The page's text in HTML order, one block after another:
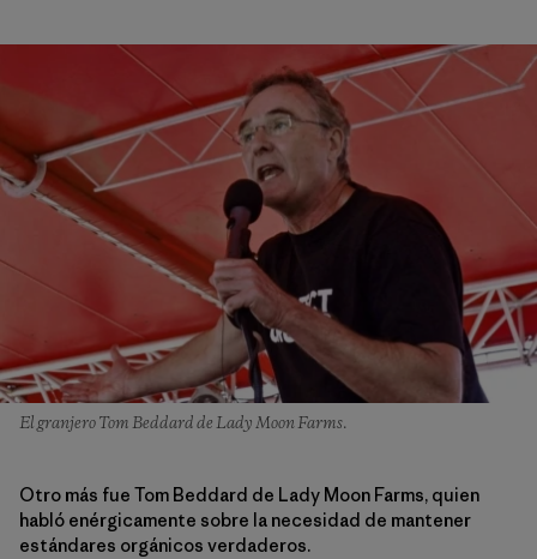
El granjero Tom Beddard de Lady Moon Farms.
Otro más fue Tom Beddard de Lady Moon Farms, quien
habló enérgicamente sobre la necesidad de mantener
estándares orgánicos verdaderos.